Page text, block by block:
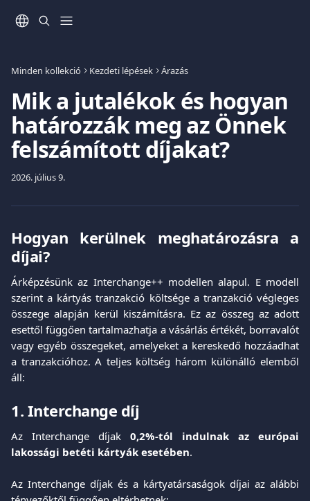
Minden kollekció Kezdeti lépések Árazás
Mik a jutalékok és hogyan
határozzák meg az Önnek
felszámított díjakat?
2026. július 9.
Hogyan kerülnek meghatározásra a
díjai?
Árképzésünk az Interchange++ modellen alapul. E modell
szerint a kártyás tranzakció költsége a tranzakció végleges
összege alapján kerül kiszámításra. Ez az összeg az adott
esettől függően tartalmazhatja a vásárlás értékét, borravalót
vagy egyéb összegeket, amelyeket a kereskedő hozzáadhat
a tranzakcióhoz. A teljes költség három különálló elemből
áll:
1. Interchange díj
Az Interchange díjak 0,2%-tól indulnak az európai
lakossági betéti kártyák esetében.
Az Interchange díjak és a kártyatársaságok díjai az alábbi